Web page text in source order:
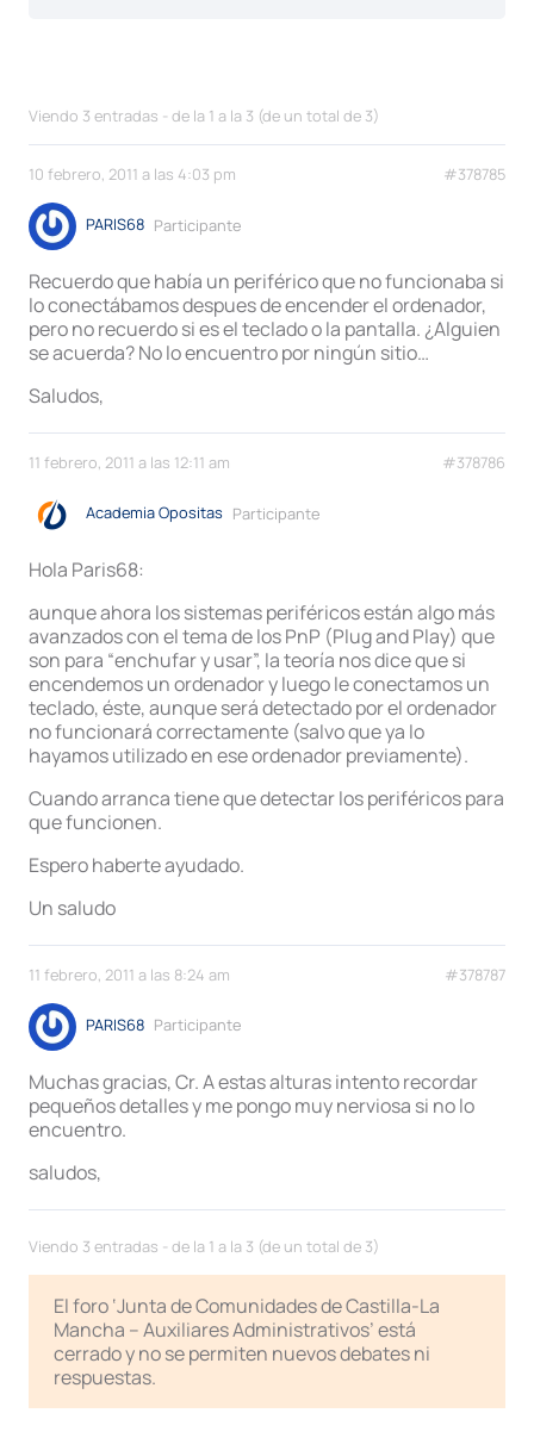
Viendo 3 entradas - de la 1 a la 3 (de un total de 3)
10 febrero, 2011 a las 4:03 pm #378785
PARIS68 Participante
Recuerdo que había un periférico que no funcionaba si
lo conectábamos despues de encender el ordenador,
pero no recuerdo si es el teclado o la pantalla. ¿Alguien
se acuerda? No lo encuentro por ningún sitio…
Saludos,
11 febrero, 2011 a las 12:11 am #378786
Academia Opositas Participante
Hola Paris68:
aunque ahora los sistemas periféricos están algo más
avanzados con el tema de los PnP (Plug and Play) que
son para “enchufar y usar”, la teoría nos dice que si
encendemos un ordenador y luego le conectamos un
teclado, éste, aunque será detectado por el ordenador
no funcionará correctamente (salvo que ya lo
hayamos utilizado en ese ordenador previamente).
Cuando arranca tiene que detectar los periféricos para
que funcionen.
Espero haberte ayudado.
Un saludo
11 febrero, 2011 a las 8:24 am #378787
PARIS68 Participante
Muchas gracias, Cr. A estas alturas intento recordar
pequeños detalles y me pongo muy nerviosa si no lo
encuentro.
saludos,
Viendo 3 entradas - de la 1 a la 3 (de un total de 3)
El foro ‘Junta de Comunidades de Castilla-La
Mancha – Auxiliares Administrativos’ está
cerrado y no se permiten nuevos debates ni
respuestas.